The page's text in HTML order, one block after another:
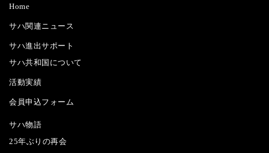
Home
サハ関連ニュース
サハ進出サポート
サハ共和国について
活動実績
会員申込フォーム
サハ物語
25年ぶりの再会